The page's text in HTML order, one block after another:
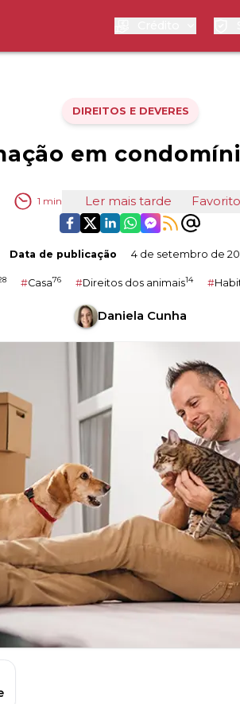
DIREITOS E DEVERES
em
1 min Ler mais tarde
Data de publicação 4 de setembro de
#Casa76 #Direitos dos animais14 #
Daniela Cunha